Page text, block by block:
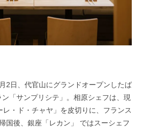
2日、代官山にグランドオープンしたば
「サンプリシテ」。相原シェフは、現
・ド・チャヤ」を皮切りに、フランス
国後、銀座「レカン」 ではスーシェフ